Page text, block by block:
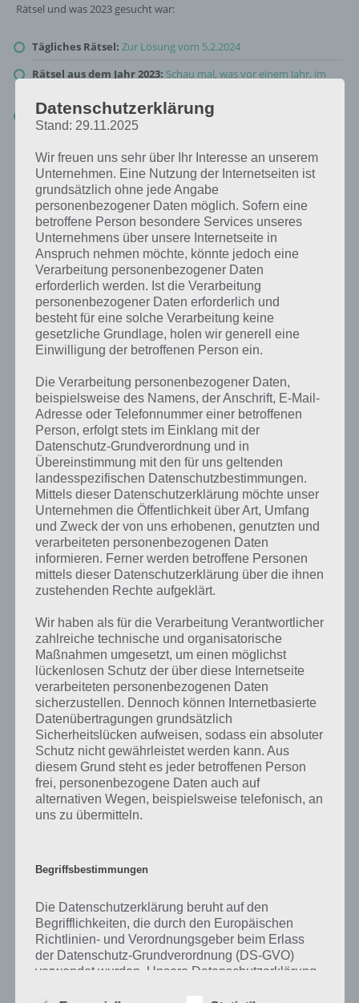
Rätsel und was 2023 gesucht war:
Tägliches Rätsel: Zur Lösung vom 5.2.2024
Rätsel aus dem Jahr 2023: Schau mal, was vor einem Jahr, im
Zur Übersicht:4 Bilder 1 Wort Lösungen zu Glückliches Leben
im Februar 2024!
Kurze Begriffserklärung zur Lösung Glück
Glück ist die Lösung für das tägliche Bonus Rätsel am 5.2.2024 in 4
gibt es dazu zu wissen? Passt das Wort auch zu Glückliches Leben?
Zu bestimmten Lösungen präsentieren wir daher auch immer eine
kurze Begriffserklärung!
Zu Glück haben wir zunächst keine weiteren Informationen parat!
Auf WhatsApp teilen Teilen auf Facebook
Tweet auf Twitter
Datenschutzerklärung
Stand: 29.11.2025
Wir freuen uns sehr über Ihr Interesse an unserem
Unternehmen. Eine Nutzung der Internetseiten ist
grundsätzlich ohne jede Angabe
personenbezogener Daten möglich. Sofern eine
betroffene Person besondere Services unseres
Unternehmens über unsere Internetseite in
Anspruch nehmen möchte, könnte jedoch eine
Verarbeitung personenbezogener Daten
erforderlich werden. Ist die Verarbeitung
personenbezogener Daten erforderlich und
besteht für eine solche Verarbeitung keine
gesetzliche Grundlage, holen wir generell eine
Einwilligung der betroffenen Person ein.
Die Verarbeitung personenbezogener Daten,
beispielsweise des Namens, der Anschrift, E-Mail-
Adresse oder Telefonnummer einer betroffenen
Person, erfolgt stets im Einklang mit der
Datenschutz-Grundverordnung und in
Übereinstimmung mit den für uns geltenden
landesspezifischen Datenschutzbestimmungen.
Mittels dieser Datenschutzerklärung möchte unser
Unternehmen die Öffentlichkeit über Art, Umfang
und Zweck der von uns erhobenen, genutzten und
verarbeiteten personenbezogenen Daten
informieren. Ferner werden betroffene Personen
mittels dieser Datenschutzerklärung über die ihnen
zustehenden Rechte aufgeklärt.
Wir haben als für die Verarbeitung Verantwortlicher
zahlreiche technische und organisatorische
Maßnahmen umgesetzt, um einen möglichst
lückenlosen Schutz der über diese Internetseite
verarbeiteten personenbezogenen Daten
sicherzustellen. Dennoch können Internetbasierte
Datenübertragungen grundsätzlich
Sicherheitslücken aufweisen, sodass ein absoluter
Schutz nicht gewährleistet werden kann. Aus
diesem Grund steht es jeder betroffenen Person
frei, personenbezogene Daten auch auf
alternativen Wegen, beispielsweise telefonisch, an
uns zu übermitteln.
Begriffsbestimmungen
Die Datenschutzerklärung beruht auf den
Begrifflichkeiten, die durch den Europäischen
Richtlinien- und Verordnungsgeber beim Erlass
der Datenschutz-Grundverordnung (DS-GVO)
verwendet wurden. Unsere Datenschutzerklärung